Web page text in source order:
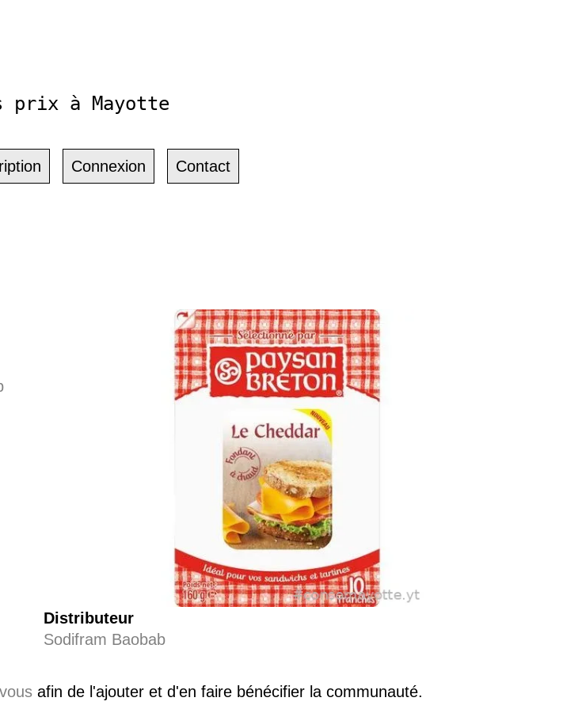
prix à Mayotte
Connexion Contact
Distributeur
Sodifram Baobab
afin de l'ajouter et d'en faire bénécifier la communauté.